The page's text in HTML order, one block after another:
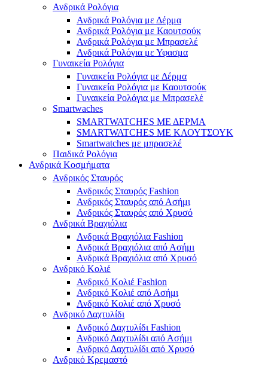
Ανδρικά Ρολόγια
Ανδρικά Ρολόγια με Δέρμα
Ανδρικά Ρολόγια με Καουτσούκ
Ανδρικά Ρολόγια με Μπρασελέ
Ανδρικά Ρολόγια με Υφασμα
Γυναικεία Ρολόγια
Γυναικεία Ρολόγια με Δέρμα
Γυναικεία Ρολόγια με Καουτσούκ
Γυναικεία Ρολόγια με Μπρασελέ
Smartwaches
SMARTWATCHES ΜΕ ΔΕΡΜΑ
SMARTWATCHES ΜΕ ΚΑΟΥΤΣΟΥΚ
Smartwatches με μπρασελέ
Παιδικά Ρολόγια
Ανδρικά Κοσμήματα
Ανδρικός Σταυρός
Ανδρικός Σταυρός Fashion
Ανδρικός Σταυρός από Ασήμι
Ανδρικός Σταυρός από Χρυσό
Ανδρικά Βραχιόλια
Ανδρικά Βραχιόλια Fashion
Ανδρικά Βραχιόλια από Ασήμι
Ανδρικά Βραχιόλια από Χρυσό
Ανδρικό Κολιέ
Ανδρικό Κολιέ Fashion
Ανδρικό Κολιέ από Ασήμι
Ανδρικό Κολιέ από Χρυσό
Ανδρικό Δαχτυλίδι
Ανδρικό Δαχτυλίδι Fashion
Ανδρικό Δαχτυλίδι από Ασήμι
Ανδρικό Δαχτυλίδι από Χρυσό
Ανδρικό Κρεμαστό